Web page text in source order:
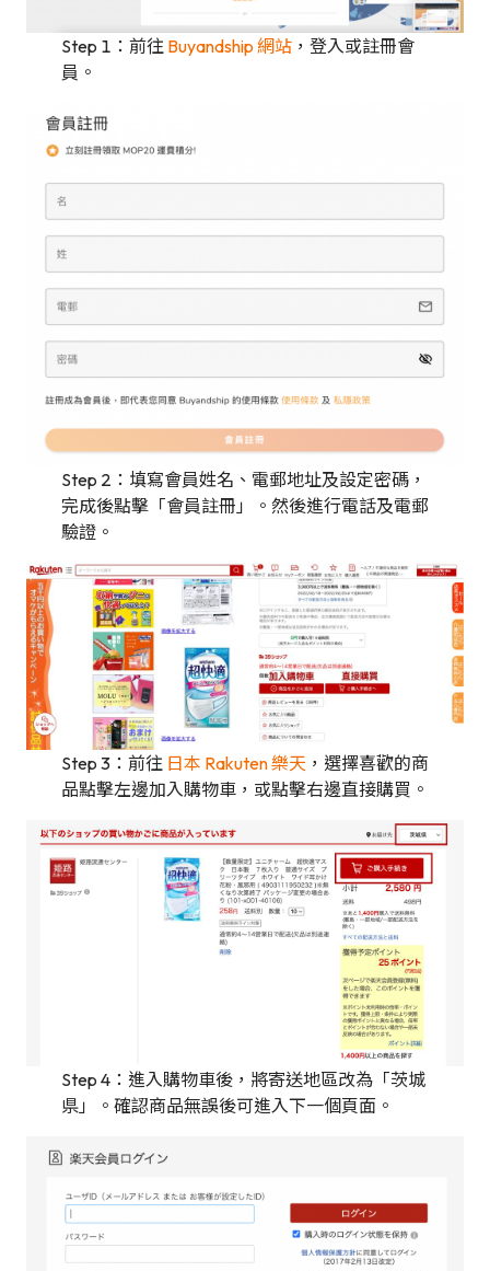
Step 1：前往 Buyandship 網站 ，登入或註冊會
員。
Step 2：填寫會員姓名、電郵地址及設定密碼，
完成後點擊「會員註冊」。然後進行電話及電郵
驗證。
Step 3：前往 日本 Rakuten 樂天 ，選擇喜歡的商
品點擊左邊加入購物車，或點擊右邊直接購買。
Step 4：進入購物車後，將寄送地區改為「茨城
県」。確認商品無誤後可進入下一個頁面。